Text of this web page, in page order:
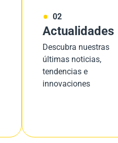
02
Actualidades
Descubra nuestras
últimas noticias,
tendencias e
innovaciones